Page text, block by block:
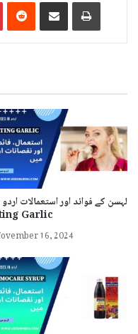
لہسن کے فوائد اور استعمالات
Garlic
16, 2024